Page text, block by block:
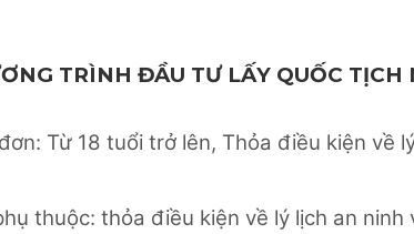
TRÌNH ĐẦU TƯ LẤY QUỐC TỊCH
Từ 18 tuổi trở lên, Thỏa điều kiện về
thuộc: thỏa điều kiện về lý lịch an ninh